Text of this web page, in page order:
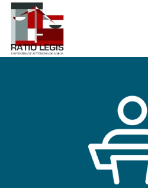
Skip to main content